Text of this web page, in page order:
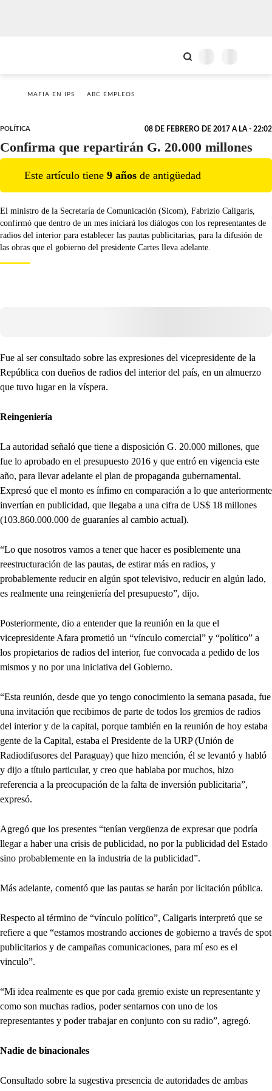
MAFIA EN IPS ABC EMPLEOS
POLÍTICA 08 DE FEBRERO DE 2017 A LA - 22:02
Confirma que repartirán G. 20.000 millones
Este artículo tiene 9 años de antigüedad
El ministro de la Secretaría de Comunicación (Sicom), Fabrizio Caligaris,
confirmó que dentro de un mes iniciará los diálogos con los representantes de
radios del interior para establecer las pautas publicitarias, para la difusión de
las obras que el gobierno del presidente Cartes lleva adelante.
Fue al ser consultado sobre las expresiones del vicepresidente de la
República con dueños de radios del interior del país, en un almuerzo
que tuvo lugar en la víspera.
Reingeniería
La autoridad señaló que tiene a disposición G. 20.000 millones, que
fue lo aprobado en el presupuesto 2016 y que entró en vigencia este
año, para llevar adelante el plan de propaganda gubernamental.
Expresó que el monto es ínfimo en comparación a lo que anteriormente
invertían en publicidad, que llegaba a una cifra de US$ 18 millones
(103.860.000.000 de guaraníes al cambio actual).
“Lo que nosotros vamos a tener que hacer es posiblemente una
reestructuración de las pautas, de estirar más en radios, y
probablemente reducir en algún spot televisivo, reducir en algún lado,
es realmente una reingeniería del presupuesto”, dijo.
Posteriormente, dio a entender que la reunión en la que el
vicepresidente Afara prometió un “vínculo comercial” y “político” a
los propietarios de radios del interior, fue convocada a pedido de los
mismos y no por una iniciativa del Gobierno.
“Esta reunión, desde que yo tengo conocimiento la semana pasada, fue
una invitación que recibimos de parte de todos los gremios de radios
del interior y de la capital, porque también en la reunión de hoy estaba
gente de la Capital, estaba el Presidente de la URP (Unión de
Radiodifusores del Paraguay) que hizo mención, él se levantó y habló
y dijo a título particular, y creo que hablaba por muchos, hizo
referencia a la preocupación de la falta de inversión publicitaria”,
expresó.
Agregó que los presentes “tenían vergüenza de expresar que podría
llegar a haber una crisis de publicidad, no por la publicidad del Estado
sino probablemente en la industria de la publicidad”.
Más adelante, comentó que las pautas se harán por licitación pública.
Respecto al término de “vínculo político”, Caligaris interpretó que se
refiere a que “estamos mostrando acciones de gobierno a través de spot
publicitarios y de campañas comunicaciones, para mí eso es el
vinculo”.
“Mi idea realmente es que por cada gremio existe un representante y
como son muchas radios, poder sentarnos con uno de los
representantes y poder trabajar en conjunto con su radio”, agregó.
Nadie de binacionales
Consultado sobre la sugestiva presencia de autoridades de ambas